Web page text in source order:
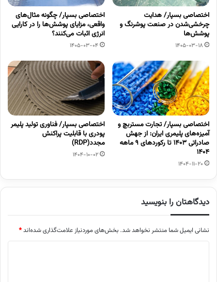
اختصاصی بسپار/ هدایت
چرخشی‌شدن در صنعت پوشرنگ و
پوشش‌ها
1405-03-18
اختصاصی بسپار/ چگونه مثال‌های
واقعی، مزایای پوشش‌ها را در کارایی
انرژی اثبات می‌کنند؟
1405-03-04
اختصاصی بسپار/ تجارت مستربچ و
آمیزه‌های پلیمری ایران: از جهش
صادراتی ۱۴۰۳ تا رکوردهای ۹ ماهه
۱۴۰۴
1404-11-20
اختصاصی بسپار/ فناوری تولید پلیمر
پودری با قابلیت پراکنش
مجدد(RDP)
1404-10-02
دیدگاهتان را بنویسید
نشانی ایمیل شما منتشر نخواهد شد. بخش‌های موردنیاز علامت‌گذاری شده‌اند*